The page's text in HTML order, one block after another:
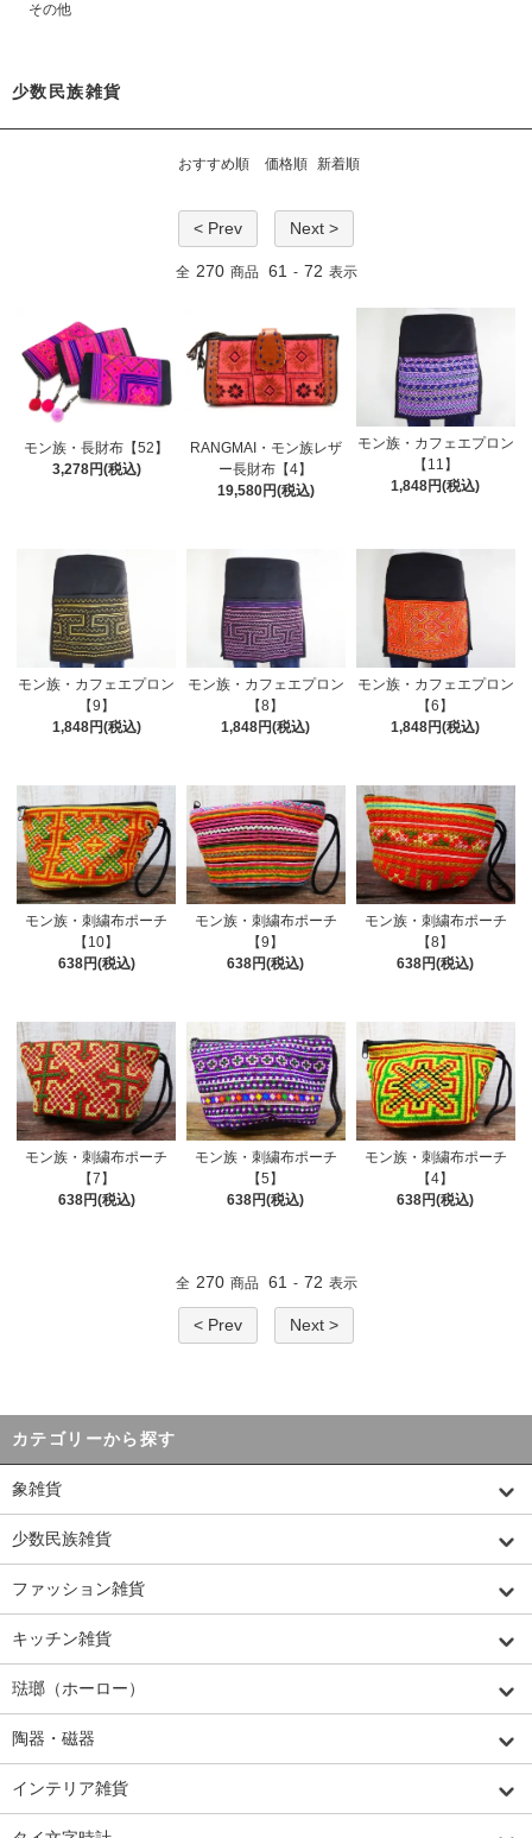
その他
少数民族雑貨
おすすめ順 価格順 新着順
< Prev Next >
全 270 商品 61 - 72 表示
モン族・長財布【52】
3,278円(税込)
RANGMAI・モン族レザ
ー長財布【4】
19,580円(税込)
モン族・カフェエプロン
【11】
1,848円(税込)
モン族・カフェエプロン
【9】
1,848円(税込)
モン族・カフェエプロン
【8】
1,848円(税込)
モン族・カフェエプロン
【6】
1,848円(税込)
モン族・刺繍布ポーチ
【10】
638円(税込)
モン族・刺繍布ポーチ
【9】
638円(税込)
モン族・刺繍布ポーチ
【8】
638円(税込)
モン族・刺繍布ポーチ
【7】
638円(税込)
モン族・刺繍布ポーチ
【5】
638円(税込)
モン族・刺繍布ポーチ
【4】
638円(税込)
全 270 商品 61 - 72 表示
< Prev Next >
カテゴリーから探す
象雑貨
少数民族雑貨
ファッション雑貨
キッチン雑貨
琺瑯（ホーロー）
陶器・磁器
インテリア雑貨